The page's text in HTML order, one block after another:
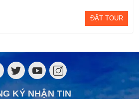
ĐẶT TOUR
KÝ NHẬN TIN